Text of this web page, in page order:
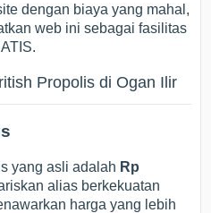
dengan biaya yang mahal,
web ini sebagai fasilitas
Propolis di Ogan Ilir
yang asli adalah Rp
alias berkekuatan
harga yang lebih